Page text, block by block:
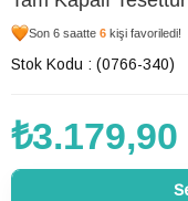
Son 6 saatte 6 kişi favoriledi!
Stok Kodu (0766-340)
₺3.179,90